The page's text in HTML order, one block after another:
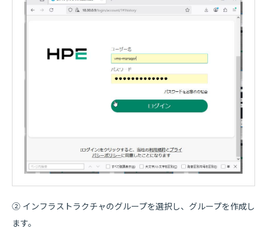
② インフラストラクチャのグループを選択し、グループを作成し
ます。